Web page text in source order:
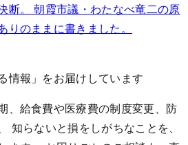
断。 朝霞市議・わたなべ竜二の原
りのままに書きました。
情報」をお届けしています
、給食費や医療費の制度変更、防
知らないと損をしがちなことを、